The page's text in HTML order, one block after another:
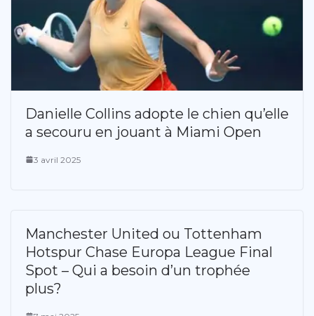
Danielle Collins adopte le chien qu’elle
a secouru en jouant à Miami Open
3 avril 2025
Manchester United ou Tottenham
Hotspur Chase Europa League Final
Spot – Qui a besoin d’un trophée
plus?